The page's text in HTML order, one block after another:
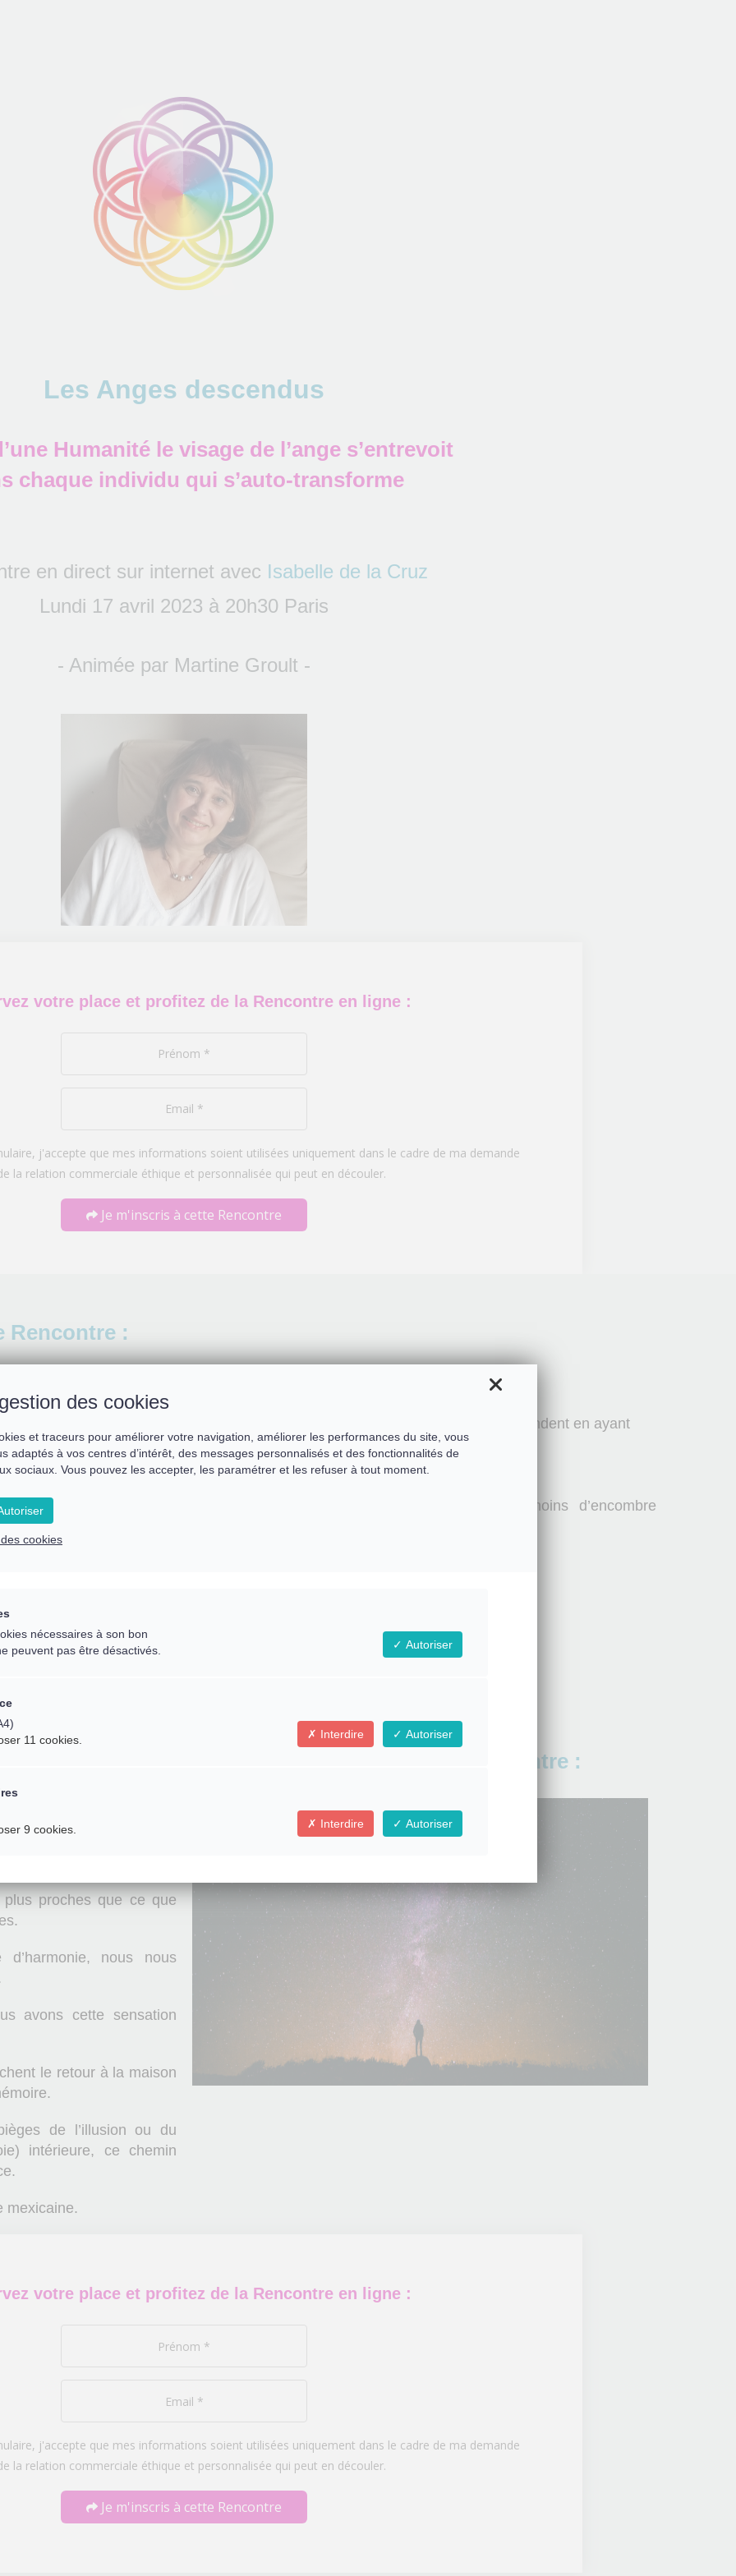
Les Anges descendus
Humanité le visage de l’ange s’entrevoit
chaque individu qui s’auto-transforme
en direct sur internet avec Isabelle de la Cruz
Lundi 17 avril 2023 à 20h30 Paris
- Animée par Martine Groult -
votre place et profitez de la Rencontre en ligne :
j'accepte que mes informations soient utilisées uniquement dans le cadre de ma demande
la relation commerciale éthique et personnalisée qui peut en découler.
Je m'inscris à cette Rencontre
Rencontre :
Les raisons pour lesquelles des anges descendent en ayant
oublié qui ils sont
Comment rentrer à la maison avec le moins d’encombre
cosmique existe,
celle-ci n’est pas la seule
proches que ce que
nous nous
avons cette sensation
le retour à la maison
de l’illusion ou du
intérieure, ce chemin
mexicaine.
Le résumé de cette Rencontre :
votre place et profitez de la Rencontre en ligne :
j'accepte que mes informations soient utilisées uniquement dans le cadre de ma demande
la relation commerciale éthique et personnalisée qui peut en découler.
Je m'inscris à cette Rencontre
des cookies
et traceurs pour améliorer votre navigation, améliorer les performances du site, vous
adaptés à vos centres d’intérêt, des messages personnalisés et des fonctionnalités de
sociaux. Vous pouvez les accepter, les paramétrer et les refuser à tout moment.
cookies
nécessaires à son bon
peuvent pas être désactivés.
Autoriser
11 cookies.
Interdire Autoriser
9 cookies.
Interdire Autoriser